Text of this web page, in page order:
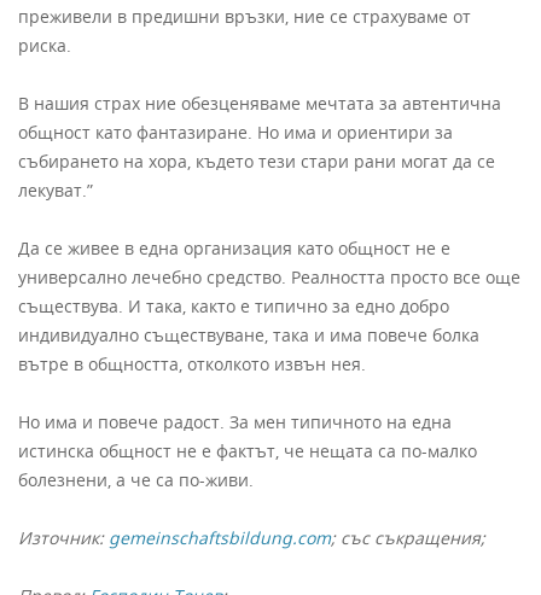
преживели в предишни връзки, ние се страхуваме от
риска.
В нашия страх ние обезценяваме мечтата за автентична
общност като фантазиране. Но има и ориентири за
събирането на хора, където тези стари рани могат да се
лекуват.”
Да се живее в една организация като общност не е
универсално лечебно средство. Реалността просто все още
съществува. И така, както е типично за едно добро
индивидуално съществуване, така и има повече болка
вътре в общността, отколкото извън нея.
Но има и повече радост. За мен типичното на една
истинска общност не е фактът, че нещата са по-малко
болезнени, а че са по-живи.
Източник: gemeinschaftsbildung.com; със съкращения;